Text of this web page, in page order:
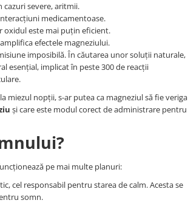
cazuri severe, aritmii.
medicamentoase.
oxidul este mai puțin eficient.
efectele magneziului.
imposibilă. În căutarea unor soluții naturale,
esențial, implicat în peste 300 de reacții
miezul nopții, s-ar putea ca magneziul să fie veriga
și care este modul corect de administrare pentru
pe mai multe planuri:
cel responsabil pentru starea de calm. Acesta se
somn.